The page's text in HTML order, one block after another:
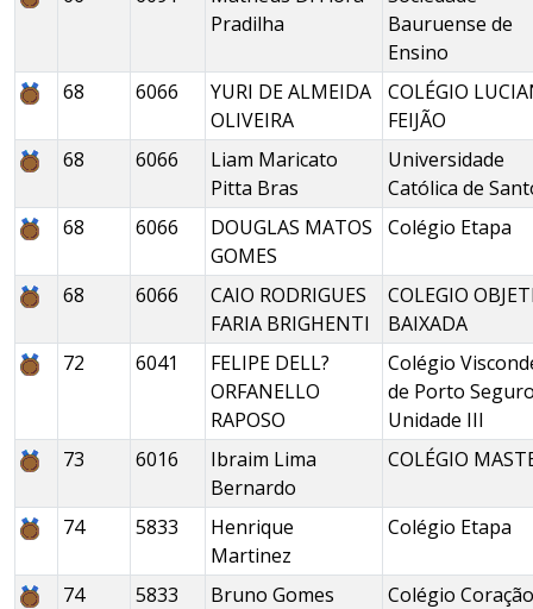
Pradilha
Bauruense de
Ensino
68
6066
YURI DE ALMEIDA
OLIVEIRA
COLÉGIO
FEIJÃO
68
6066
Liam Maricato
Pitta Bras
Universidade
Católica de
68
6066
DOUGLAS MATOS
GOMES
Colégio Etapa
68 6066
CAIO RODRIGUES
FARIA BRIGHENTI
COLEGIO
BAIXADA
72
6041
FELIPE DELL?
ORFANELLO
RAPOSO
Colégio
de Porto
Unidade III
73
6016
Ibraim Lima
Bernardo
COLÉGIO
74 5833
Henrique
Martinez
Colégio Etapa
74 5833
Bruno Gomes
Colégio